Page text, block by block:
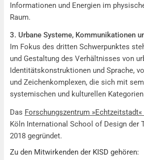
Informationen und Energien im
Raum.
3. Urbane Systeme, Kommunikationen
Im Fokus des dritten Schwerpunktes
und Gestaltung des Verhältnisses von
Identitätskonstruktionen und Sprache,
und Zeichenkomplexen, die sich mit
systemischen und kulturellen
Das Forschungszentrum »Echtzeitstadt«
Köln International School of Design der
2018 gegründet.
Zu den Mitwirkenden der KISD gehören: